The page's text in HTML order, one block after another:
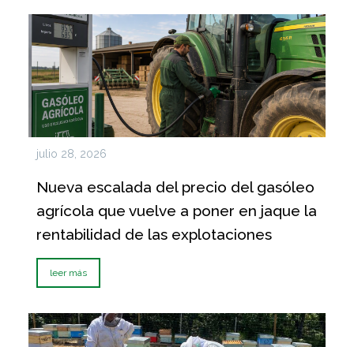
julio 28, 2026
Nueva escalada del precio del gasóleo
agrícola que vuelve a poner en jaque la
rentabilidad de las explotaciones
leer más